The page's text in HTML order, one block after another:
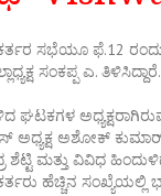
ಸಭೆಯೂ ಫೆ.12 ರಂದು
ಸಂಕಪ್ಪ ಎ. ತಿಳಿಸಿದ್ದಾರೆ.
ಘಟಕಗಳ
ಅಧ್ಯಕ್ಷ ಅಶೋಕ್
ಮತ್ತು ವಿವಿಧ
ಹೆಚ್ಚಿನ ಸಂಖ್ಯೆಯಲ್ಲಿ